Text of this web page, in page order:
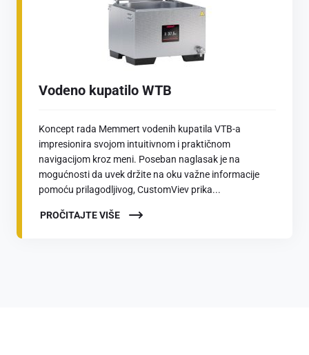
Vodeno kupatilo WTB
Koncept rada Memmert vodenih kupatila VTB-a
impresionira svojom intuitivnom i praktičnom
navigacijom kroz meni. Poseban naglasak je na
mogućnosti da uvek držite na oku važne informacije
pomoću prilagodljivog, CustomViev prika...
PROČITAJTE VIŠE